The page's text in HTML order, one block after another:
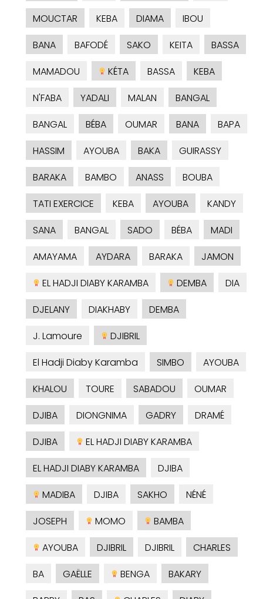
MOUCTAR
KEBA DIAMA
IBOU
BANA
BAFODÉ SAKO KEITA
BASSA
MAMADOU
KÉTA BASSA
KEBA
N'FABA
YADALI MALAN
BANGAL
BANGAL
BÉBA OUMAR BANA
BAPA
HASSIM
AYOUBA BAKA
GUIRASSY
BARAKA
BAMBO ANASS
BOUBA
TATI EXERCICE
KEBA AYOUBA
KANDY
SANA
BANGAL SADO BÉBA
MADI
AMAYAMA
AYDARA BARAKA
JAMON
EL HADJI DIABY KARAMBA
DEMBA
DIA
DJELANY
DIAKHABY
DEMBA
J. Lamoure
DJIBRIL
El Hadji Diaby Karamba
SIMBO
AYOUBA
KHALOU
TOURE SABADOU
OUMAR
DJIBA
DIONGNIMA GADRY
DRAMÉ
DJIBA
EL HADJI DIABY KARAMBA
EL HADJI DIABY KARAMBA
DJIBA
MADIBA
DJIBA SAKHO
NÉNÉ
JOSEPH
MOMO
BAMBA
AYOUBA
DJIBRIL DJIBRIL
CHARLES
BA
GAËLLE BENGA
BAKARY